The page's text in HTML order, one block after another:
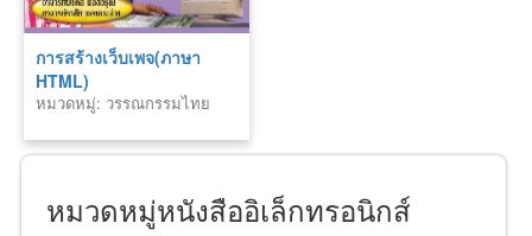
การสร้างเว็บเพจ(ภาษา
HTML)
หมวดหมู่: วรรณกรรมไทย
หมวดหมู่หนังสืออิเล็กทรอนิกส์